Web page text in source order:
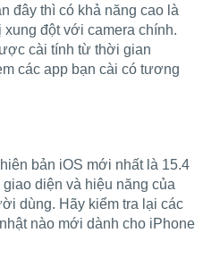
đây thì có khả năng cao là
đột với camera chính.
cài tính từ thời gian
các app bạn cài có tương
bản iOS mới nhất là 15.4
diện và hiệu năng của
dùng. Hãy kiểm tra lại các
nào mới dành cho iPhone